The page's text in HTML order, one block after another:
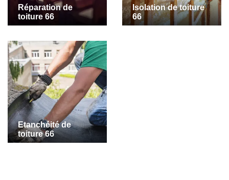
Réparation de
toiture 66
Isolation de toiture
66
Etanchéité de
toiture 66